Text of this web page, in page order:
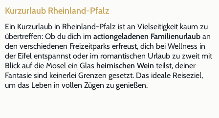
Kurzurlaub Rheinland-Pfalz
Ein Kurzurlaub in Rheinland-Pfalz ist an Vielseitigkeit kaum zu
übertreffen: Ob du dich im actiongeladenen Familienurlaub an
den verschiedenen Freizeitparks erfreust, dich bei Wellness in
der Eifel entspannst oder im romantischen Urlaub zu zweit mit
Blick auf die Mosel ein Glas heimischen Wein teilst, deiner
Fantasie sind keinerlei Grenzen gesetzt. Das ideale Reiseziel,
um das Leben in vollen Zügen zu genießen.